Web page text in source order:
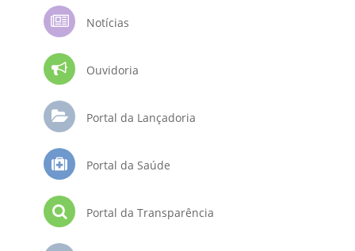
Notícias
Ouvidoria
Portal da Lançadoria
Portal da Saúde
Portal da Transparência